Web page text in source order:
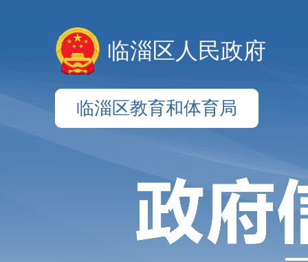
临淄区人民政府
临淄区教育和体育局